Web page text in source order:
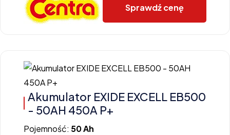
Sprawdź cenę
Akumulator EXIDE EXCELL EB500
- 50AH 450A P+
Pojemność: 50 Ah